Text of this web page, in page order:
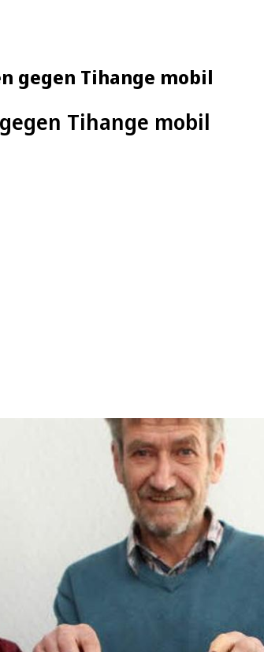
gegen Tihange mobil
Tihange mobil